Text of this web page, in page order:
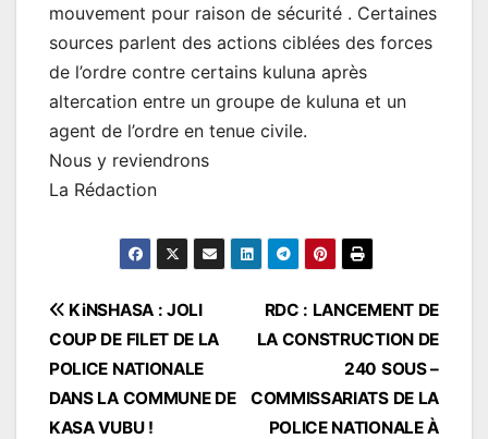
mouvement pour raison de sécurité . Certaines
sources parlent des actions ciblées des forces
de l’ordre contre certains kuluna après
altercation entre un groupe de kuluna et un
agent de l’ordre en tenue civile.
Nous y reviendrons
La Rédaction
Navigation
de
l’article
RDC : LANCEMENT DE
LA CONSTRUCTION DE
240 SOUS –
COMMISSARIATS DE LA
POLICE NATIONALE À
KiNSHASA : JOLI
COUP DE FILET DE LA
POLICE NATIONALE
DANS LA COMMUNE DE
KASA VUBU !